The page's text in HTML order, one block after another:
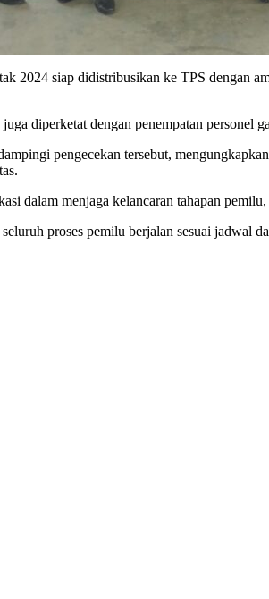
2024 siap didistribusikan ke TPS dengan
diperketat dengan penempatan
pengecekan tersebut,
dalam menjaga kelancaran tahapan
proses pemilu berjalan sesuai jadwal